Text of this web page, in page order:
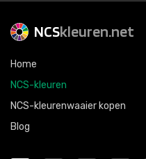
NCSkleuren.net
Home
NCS-kleuren
NCS-kleurenwaaier kopen
Blog